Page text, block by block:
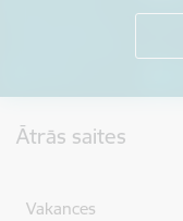
Ātrās saites
Vakances